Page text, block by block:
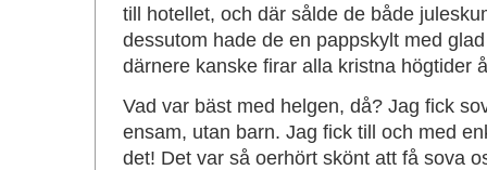
till hotellet, och där sålde de både
dessutom hade de en pappskylt med
därnere kanske firar alla kristna högtider
Vad var bäst med helgen, då? Jag fick
ensam, utan barn. Jag fick till och med
det! Det var så oerhört skönt att få sova